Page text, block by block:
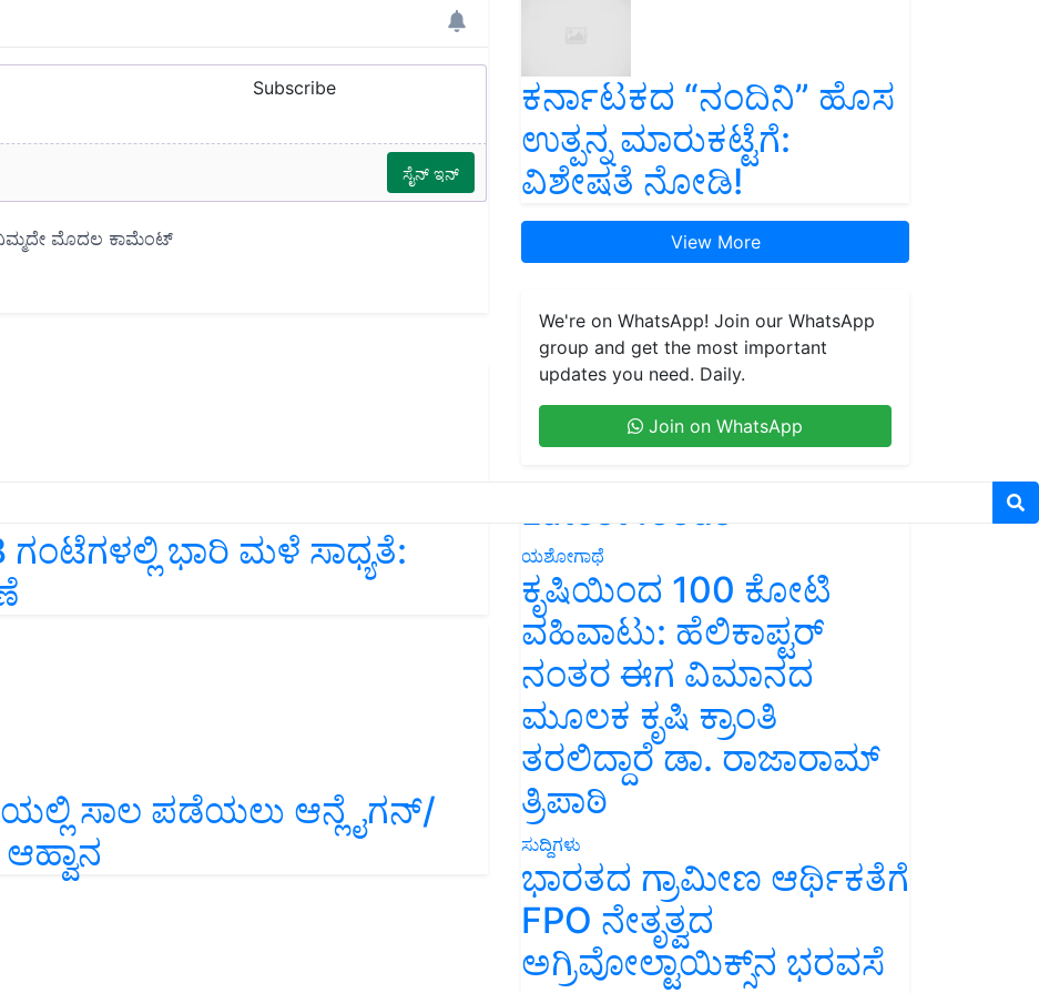
Subscribe
ಗಂಟೆಗಳಲ್ಲಿ ಭಾರಿ ಮಳೆ ಸಾಧ್ಯತೆ:
ಸಾಲ ಪಡೆಯಲು ಆನ್ಲೈಗನ್/
ಕರ್ನಾಟಕದ “ನಂದಿನಿ” ಹೊಸ
ಉತ್ಪನ್ನ ಮಾರುಕಟ್ಟೆಗೆ:
ವಿಶೇಷತೆ ನೋಡಿ!
View More
We're on WhatsApp! Join our WhatsApp
group and get the most important
updates you need. Daily.
Join on WhatsApp
Latest feeds
ಯಶೋಗಾಥೆ
ಕೃಷಿಯಿಂದ 100 ಕೋಟಿ
ವಹಿವಾಟು: ಹೆಲಿಕಾಪ್ಟರ್
ನಂತರ ಈಗ ವಿಮಾನದ
ಮೂಲಕ ಕೃಷಿ ಕ್ರಾಂತಿ
ತರಲಿದ್ದಾರೆ ಡಾ. ರಾಜಾರಾಮ್
ತ್ರಿಪಾಠಿ
ಸುದ್ದಿಗಳು
ಭಾರತದ ಗ್ರಾಮೀಣ ಆರ್ಥಿಕತೆಗೆ
FPO ನೇತೃತ್ವದ
ಅಗ್ರಿವೋಲ್ಟಾಯಿಕ್ಸ್‌ನ ಭರವಸೆ